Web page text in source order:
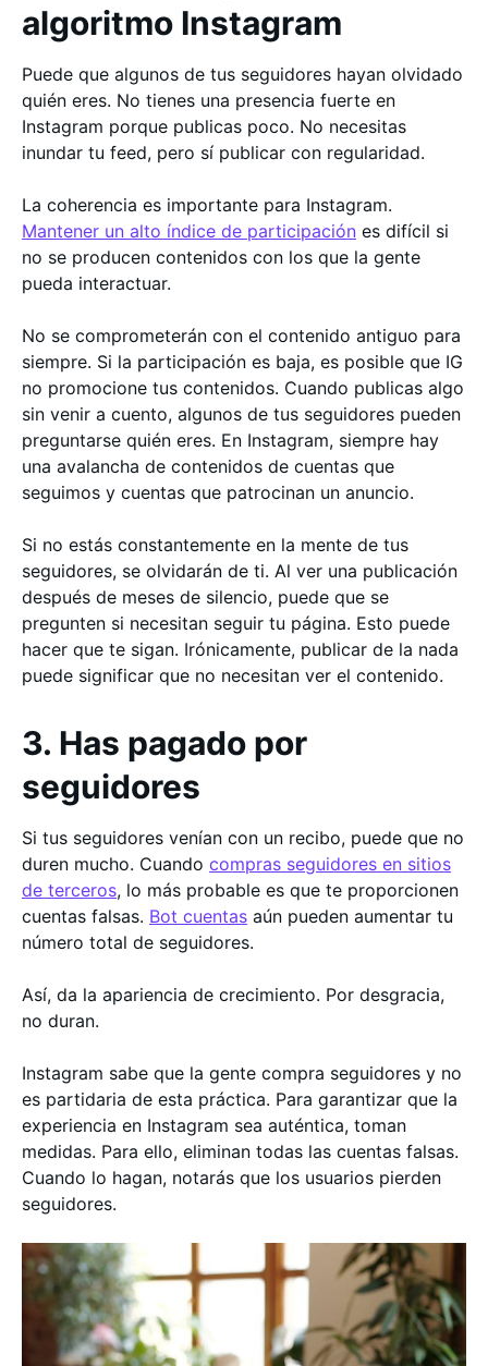
algoritmo Instagram
Puede que algunos de tus seguidores hayan olvidado
quién eres. No tienes una presencia fuerte en
Instagram porque publicas poco. No necesitas
inundar tu feed, pero sí publicar con regularidad.
La coherencia es importante para Instagram.
Mantener un alto índice de participación es difícil si
no se producen contenidos con los que la gente
pueda interactuar.
No se comprometerán con el contenido antiguo para
siempre. Si la participación es baja, es posible que IG
no promocione tus contenidos. Cuando publicas algo
sin venir a cuento, algunos de tus seguidores pueden
preguntarse quién eres. En Instagram, siempre hay
una avalancha de contenidos de cuentas que
seguimos y cuentas que patrocinan un anuncio.
Si no estás constantemente en la mente de tus
seguidores, se olvidarán de ti. Al ver una publicación
después de meses de silencio, puede que se
pregunten si necesitan seguir tu página. Esto puede
hacer que te sigan. Irónicamente, publicar de la nada
puede significar que no necesitan ver el contenido.
3. Has pagado por
seguidores
Si tus seguidores venían con un recibo, puede que no
duren mucho. Cuando compras seguidores en sitios
de terceros, lo más probable es que te proporcionen
cuentas falsas. Bot cuentas aún pueden aumentar tu
número total de seguidores.
Así, da la apariencia de crecimiento. Por desgracia,
no duran.
Instagram sabe que la gente compra seguidores y no
es partidaria de esta práctica. Para garantizar que la
experiencia en Instagram sea auténtica, toman
medidas. Para ello, eliminan todas las cuentas falsas.
Cuando lo hagan, notarás que los usuarios pierden
seguidores.